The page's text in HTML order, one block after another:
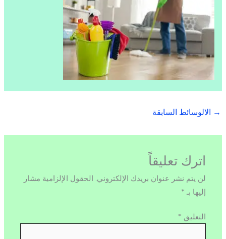
→ الالوسائط السابقة
اترك تعليقاً
لن يتم نشر عنوان بريدك الإلكتروني. الحقول الإلزامية مشار
إليها بـ *
التعليق *